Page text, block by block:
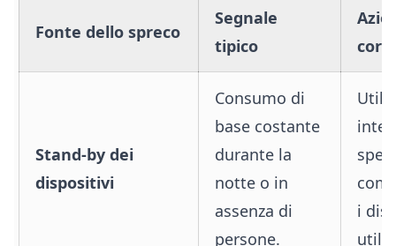
Fonte dello spreco
Segnale
tipico
Stand-by dei
dispositivi
Consumo di
base costante
durante la
notte o in
assenza di
persone.
i